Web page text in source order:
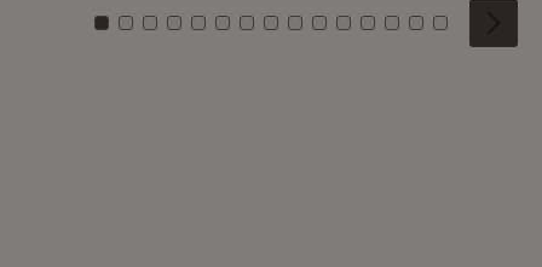
Zu Kachel: 0
Zu Kachel: 1
Zu Kachel: 2
Zu Kachel: 3
Zu Kachel: 4
Zu Kachel: 5
Zu Kachel: 6
Zu Kachel: 7
Zu Kachel: 8
Zu Kachel: 9
Zu Kachel: 10
Zu Kachel: 11
Zu Kachel: 12
Zu Kachel:
Zu